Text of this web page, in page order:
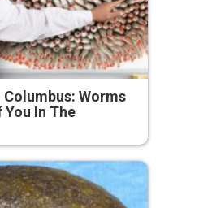
Worms
You In The